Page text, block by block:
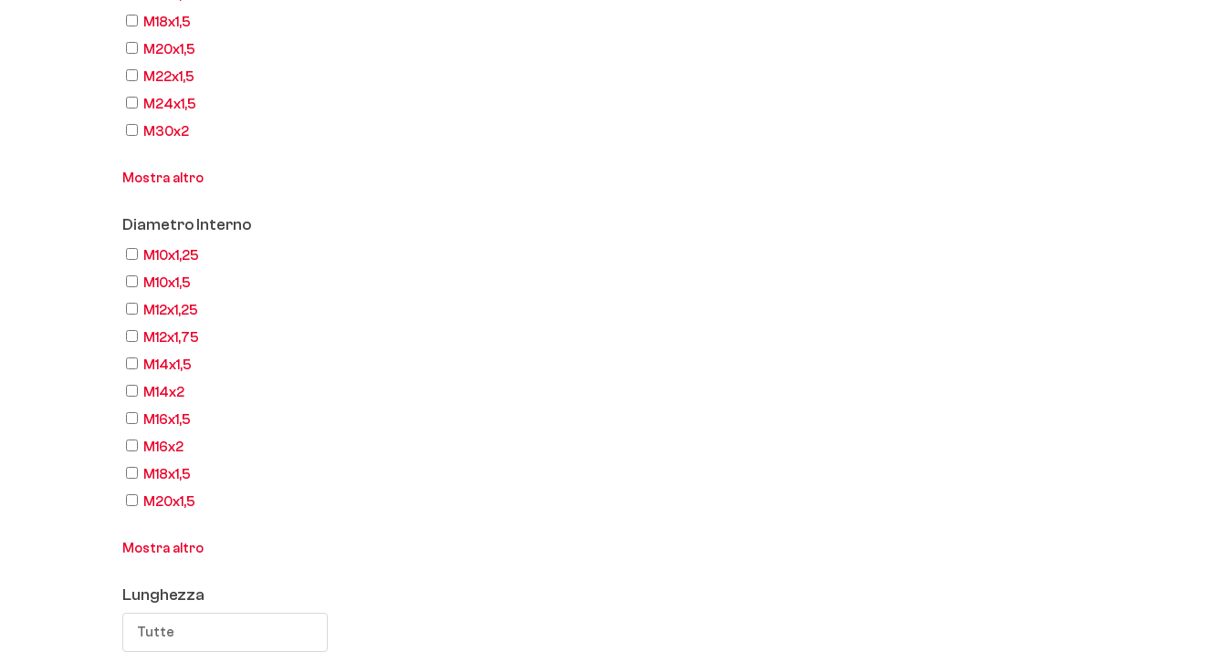
M18x1,5
M20x1,5
M22x1,5
M24x1,5
M30x2
Mostra altro
Diametro Interno
M10x1,25
M10x1,5
M12x1,25
M12x1,75
M14x1,5
M14x2
M16x1,5
M16x2
M18x1,5
M20x1,5
Mostra altro
Lunghezza
Tutte